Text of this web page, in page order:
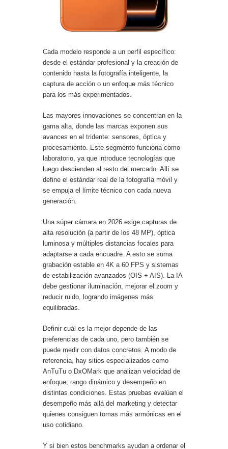
Cada modelo responde a un perfil específico:
desde el estándar profesional y la creación de
contenido hasta la fotografía inteligente, la
captura de acción o un enfoque más técnico
para los más experimentados.
Las mayores innovaciones se concentran en la
gama alta, donde las marcas exponen sus
avances en el tridente: sensores, óptica y
procesamiento. Este segmento funciona como
laboratorio, ya que introduce tecnologías que
luego descienden al resto del mercado. Allí se
define el estándar real de la fotografía móvil y
se empuja el límite técnico con cada nueva
generación.
Una súper cámara en 2026 exige capturas de
alta resolución (a partir de los 48 MP), óptica
luminosa y múltiples distancias focales para
adaptarse a cada encuadre. A esto se suma
grabación estable en 4K a 60 FPS y sistemas
de estabilización avanzados (OIS + AIS). La IA
debe gestionar iluminación, mejorar el zoom y
reducir ruido, logrando imágenes más
equilibradas.
Definir cuál es la mejor depende de las
preferencias de cada uno, pero también se
puede medir con datos concretos. A modo de
referencia, hay sitios especializados como
AnTuTu o DxOMark que analizan velocidad de
enfoque, rango dinámico y desempeño en
distintas condiciones. Estas pruebas evalúan el
desempeño más allá del marketing y detectar
quienes consiguen tomas más armónicas en el
uso cotidiano.
Y si bien estos benchmarks ayudan a ordenar el